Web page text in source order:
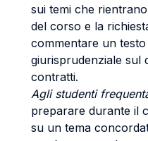
sui temi che
del corso e la
commentare un
giurisprudenziale sul
contratti.
Agli studenti
preparare durante il
su un tema